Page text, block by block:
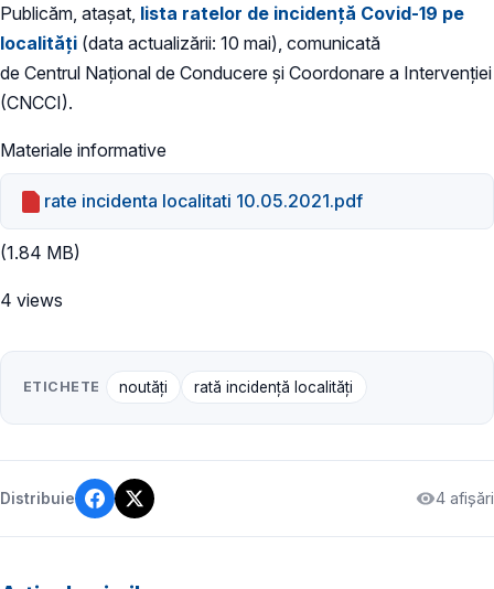
Publicăm, atașat, lista ratelor de incidență Covid-19 pe
localități (data actualizării: 10 mai), comunicată
de Centrul Național de Conducere și Coordonare a Intervenției
(CNCCI).
Materiale informative
rate incidenta localitati 10.05.2021.pdf
(1.84 MB)
4 views
ETICHETE noutăți rată incidență localități
Distribuie 4 afișări